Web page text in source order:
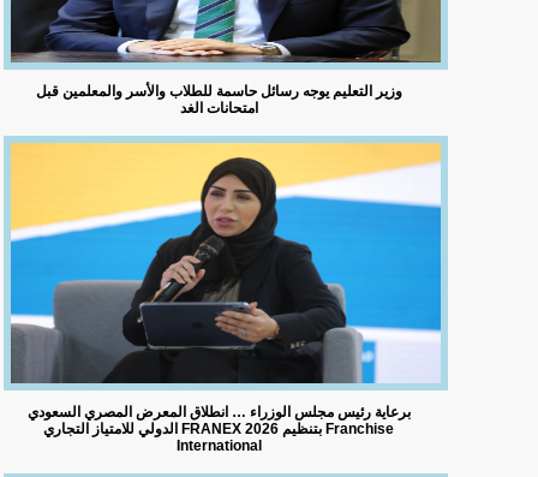
وزير التعليم يوجه رسائل حاسمة للطلاب والأسر والمعلمين قبل
امتحانات الغد
برعاية رئيس مجلس الوزراء … انطلاق المعرض المصري السعودي
الدولي للامتياز التجاري FRANEX 2026 بتنظيم Franchise
International